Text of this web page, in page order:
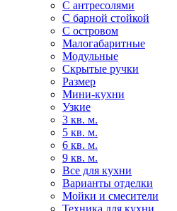
С антресолями
С барной стойкой
С островом
Малогабаритные
Модульные
Скрытые ручки
Размер
Мини-кухни
Узкие
3 кв. м.
5 кв. м.
6 кв. м.
9 кв. м.
Все для кухни
Варианты отделки
Мойки и смесители
Техника для кухни